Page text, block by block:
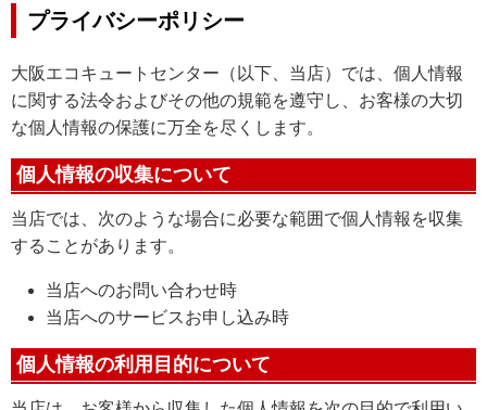
プライバシーポリシー
大阪エコキュートセンター（以下、当店）では、個人情報
に関する法令およびその他の規範を遵守し、お客様の大切
な個人情報の保護に万全を尽くします。
個人情報の収集について
当店では、次のような場合に必要な範囲で個人情報を収集
することがあります。
当店へのお問い合わせ時
当店へのサービスお申し込み時
個人情報の利用目的について